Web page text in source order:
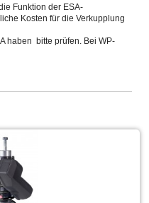
Funktion der ESA-
Kosten für die Verkupplung
haben  bitte prüfen. Bei WP-